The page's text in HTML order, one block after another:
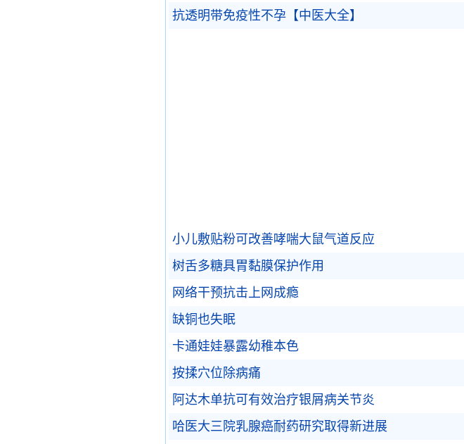
抗透明带免疫性不孕【中医大全】
小儿敷贴粉可改善哮喘大鼠气道反应
树舌多糖具胃黏膜保护作用
网络干预抗击上网成瘾
缺铜也失眠
卡通娃娃暴露幼稚本色
按揉穴位除病痛
阿达木单抗可有效治疗银屑病关节炎
哈医大三院乳腺癌耐药研究取得新进展